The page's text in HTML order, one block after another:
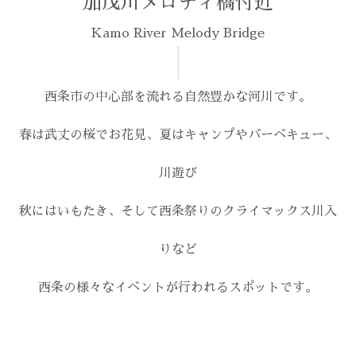
Kamo River Melody Bridge
西条市の中心部を流れる自然豊かな河川です。
春は武丈の桜でお花見、夏はキャンプやバーベキュー、
川遊び
秋にはいもたき、そして西条祭りのクライマックス川入
りなど
西条の様々なイベントが行われるスポットです。